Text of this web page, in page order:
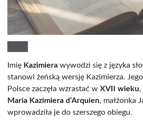
Imię Kazimiera wywodzi się z języka
stanowi żeńską wersję Kazimierza.
Polsce zaczęła wzrastać w XVII wieku,
Maria Kazimiera d’Arquien, małżonka
wprowadziła je do szerszego obiegu.